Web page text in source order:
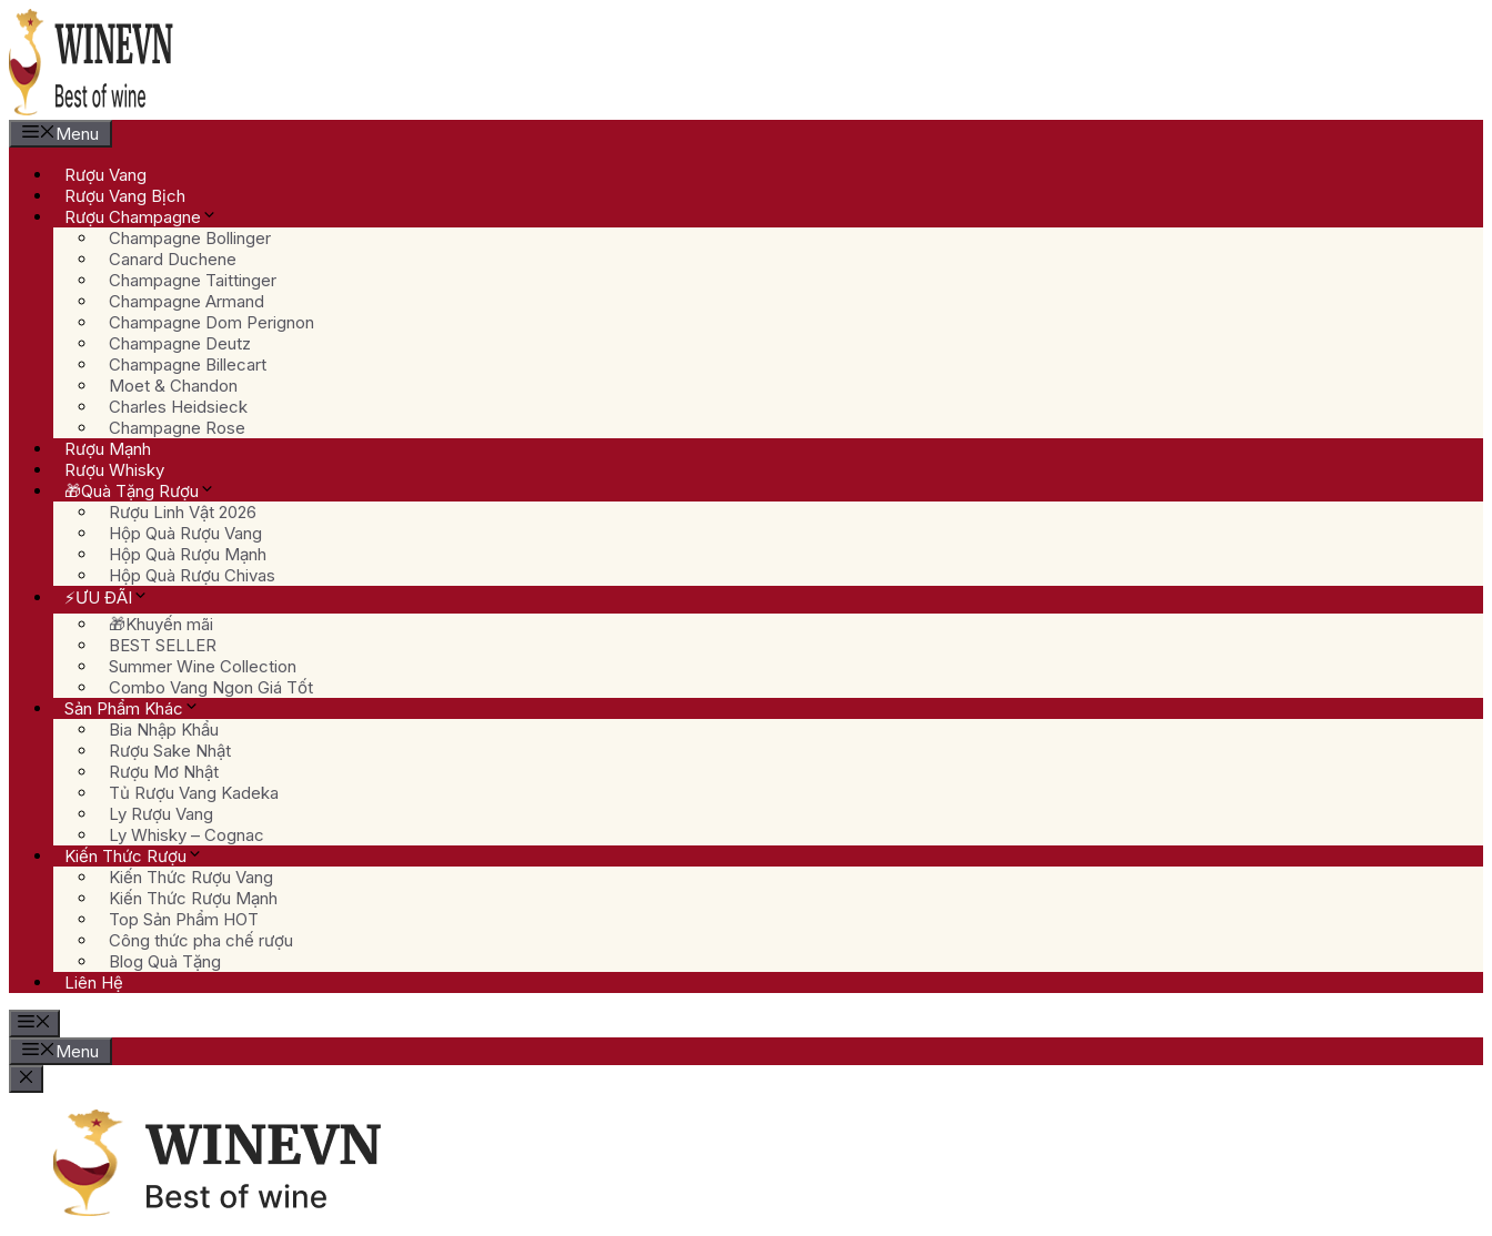
Chuyển
đến
nội
dung
Menu
Rượu Vang
Rượu Vang Bịch
Rượu Champagne
Champagne Bollinger
Canard Duchene
Champagne Taittinger
Champagne Armand
Champagne Dom Perignon
Champagne Deutz
Champagne Billecart
Moet & Chandon
Charles Heidsieck
Champagne Rose
Rượu Mạnh
Rượu Whisky
🎁Quà Tặng Rượu
Rượu Linh Vật 2026
Hộp Quà Rượu Vang
Hộp Quà Rượu Mạnh
Hộp Quà Rượu Chivas
⚡ƯU ĐÃI
🎁Khuyến mãi
BEST SELLER
Summer Wine Collection
Combo Vang Ngon Giá Tốt
Sản Phẩm Khác
Bia Nhập Khẩu
Rượu Sake Nhật
Rượu Mơ Nhật
Tủ Rượu Vang Kadeka
Ly Rượu Vang
Ly Whisky – Cognac
Kiến Thức Rượu
Kiến Thức Rượu Vang
Kiến Thức Rượu Mạnh
Top Sản Phẩm HOT
Công thức pha chế rượu
Blog Quà Tặng
Liên Hệ
Menu